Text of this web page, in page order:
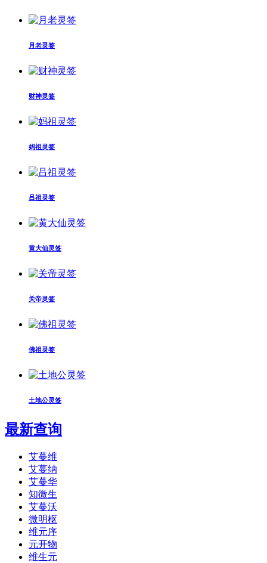
月老灵签
财神灵签
妈祖灵签
吕祖灵签
黄大仙灵签
关帝灵签
佛祖灵签
土地公灵签
最新查询
艾蔓维
艾蔓纳
艾蔓华
知微生
艾蔓沃
微明枢
维元序
元开物
维生元